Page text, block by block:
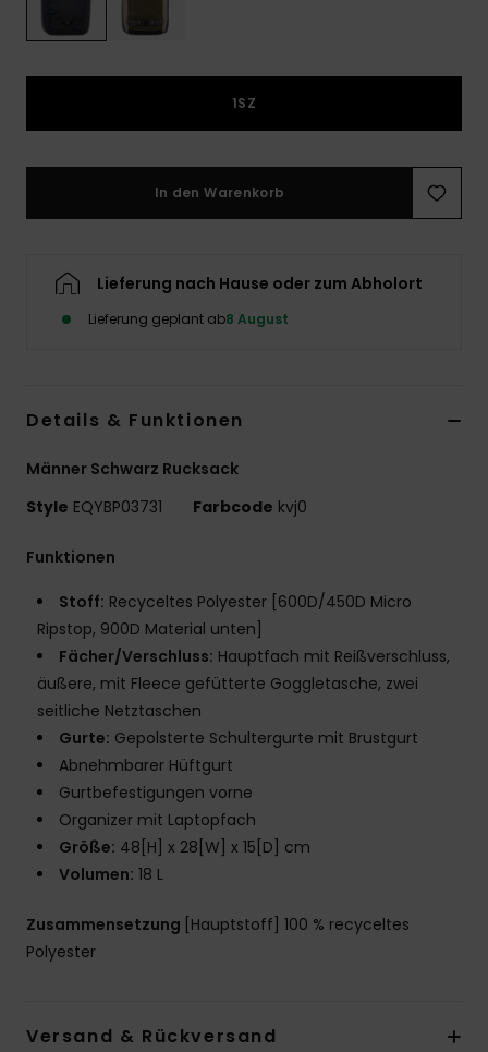
1SZ
In den Warenkorb
Lieferung nach Hause oder zum Abholort
Lieferung geplant ab8 August
Details & Funktionen
Männer Schwarz Rucksack
Style EQYBP03731 Farbcode kvj0
Funktionen
Stoff: Recyceltes Polyester [600D/450D Micro
Ripstop, 900D Material unten]
Fächer/Verschluss: Hauptfach mit Reißverschluss,
äußere, mit Fleece gefütterte Goggletasche, zwei
seitliche Netztaschen
Gurte: Gepolsterte Schultergurte mit Brustgurt
Abnehmbarer Hüftgurt
Gurtbefestigungen vorne
Organizer mit Laptopfach
Größe: 48[H] x 28[W] x 15[D] cm
Volumen: 18 L
Zusammensetzung [Hauptstoff] 100 % recyceltes
Polyester
Versand & Rückversand